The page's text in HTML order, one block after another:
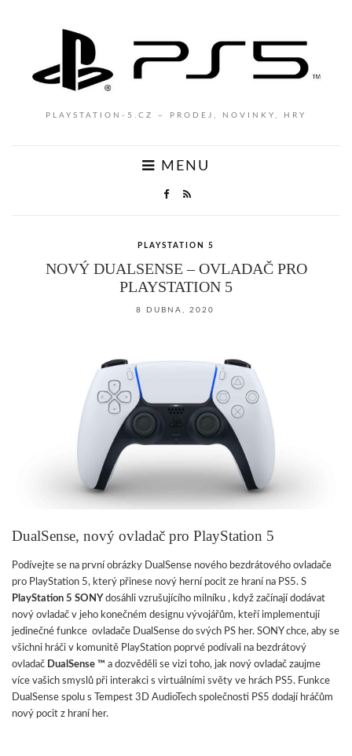
PLAYSTATION-5.CZ – PRODEJ, NOVINKY, HRY
MENU
PLAYSTATION 5
NOVÝ DUALSENSE – OVLADAČ PRO
PLAYSTATION 5
8 DUBNA, 2020
DualSense, nový ovladač pro PlayStation 5
Podívejte se na první obrázky DualSense nového bezdrátového ovladače
pro PlayStation 5, který přinese nový herní pocit ze hraní na PS5. S
PlayStation 5 SONY dosáhli vzrušujícího milníku , když začínají dodávat
nový ovladač v jeho konečném designu vývojářům, kteří implementují
jedinečné funkce ovladače DualSense do svých PS her. SONY chce, aby se
všichni hráči v komunitě PlayStation poprvé podívali na bezdrátový
ovladač DualSense ™ a dozvěděli se vizi toho, jak nový ovladač zaujme
více vašich smyslů při interakci s virtuálními světy ve hrách PS5. Funkce
DualSense spolu s Tempest 3D AudioTech společnosti PS5 dodají hráčům
nový pocit z hraní her.